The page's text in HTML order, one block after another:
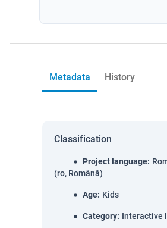
Metadata History
Classification
Project language:
(ro, Română)
Age: Kids
Category: Interactive